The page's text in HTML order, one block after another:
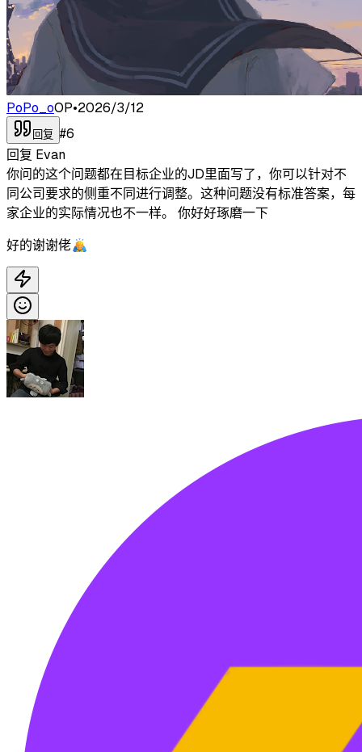
PoPo_oOP•2026/3/12
回复 #6
回复 Evan
你问的这个问题都在目标企业的JD里面写了，你可以针对不
同公司要求的侧重不同进行调整。这种问题没有标准答案，每
家企业的实际情况也不一样。 你好好琢磨一下
好的谢谢佬🙇‍♂️